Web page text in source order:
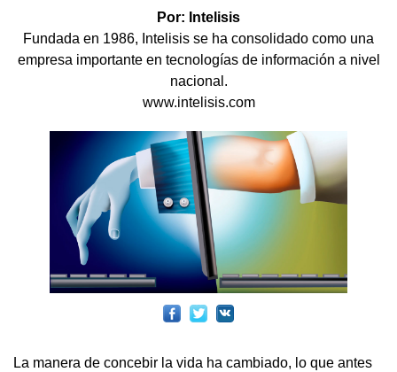
Por: Intelisis
Fundada en 1986, Intelisis se ha consolidado como una
empresa importante en tecnologías de información a nivel
nacional.
www.intelisis.com
La manera de concebir la vida ha cambiado, lo que antes